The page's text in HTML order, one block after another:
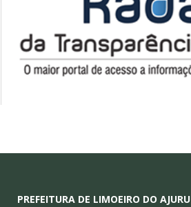
PREFEITURA DE LIMOEIRO DO AJURU